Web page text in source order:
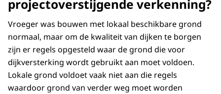
projectoverstijgende verkenning?
Vroeger was bouwen met lokaal beschikbare grond
normaal, maar om de kwaliteit van dijken te borgen
zijn er regels opgesteld waar de grond die voor
dijkversterking wordt gebruikt aan moet voldoen.
Lokale grond voldoet vaak niet aan die regels
waardoor grond van verder weg moet worden